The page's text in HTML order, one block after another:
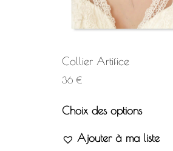
Collier Artifice
36 €
Choix des options
Ajouter à ma liste